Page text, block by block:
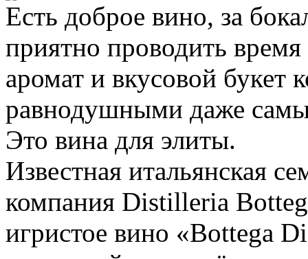
Есть доброе вино, за
приятно проводить
аромат и вкусовой букет
равнодушными даже
Это вина для элиты.
Известная итальянская
компания Distilleria
игристое вино «Bottega